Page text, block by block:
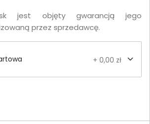
jest objęty gwarancją jego
przez sprzedawcę.
+ 0,00 zł